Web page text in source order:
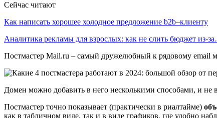
Сейчас читают
Как написать хорошее холодное предложение b2b–клиенту
Аналитика рекламы для взрослых: как не слить бюджет из-
Постмастер Mail.ru – самый дружелюбный к рядовому email
Домен можно добавить в него несколькими способами, и не
Постмастер точно показывает (практически в риалтайме)
как в табличном виде, так и в виде графиков, где удобно